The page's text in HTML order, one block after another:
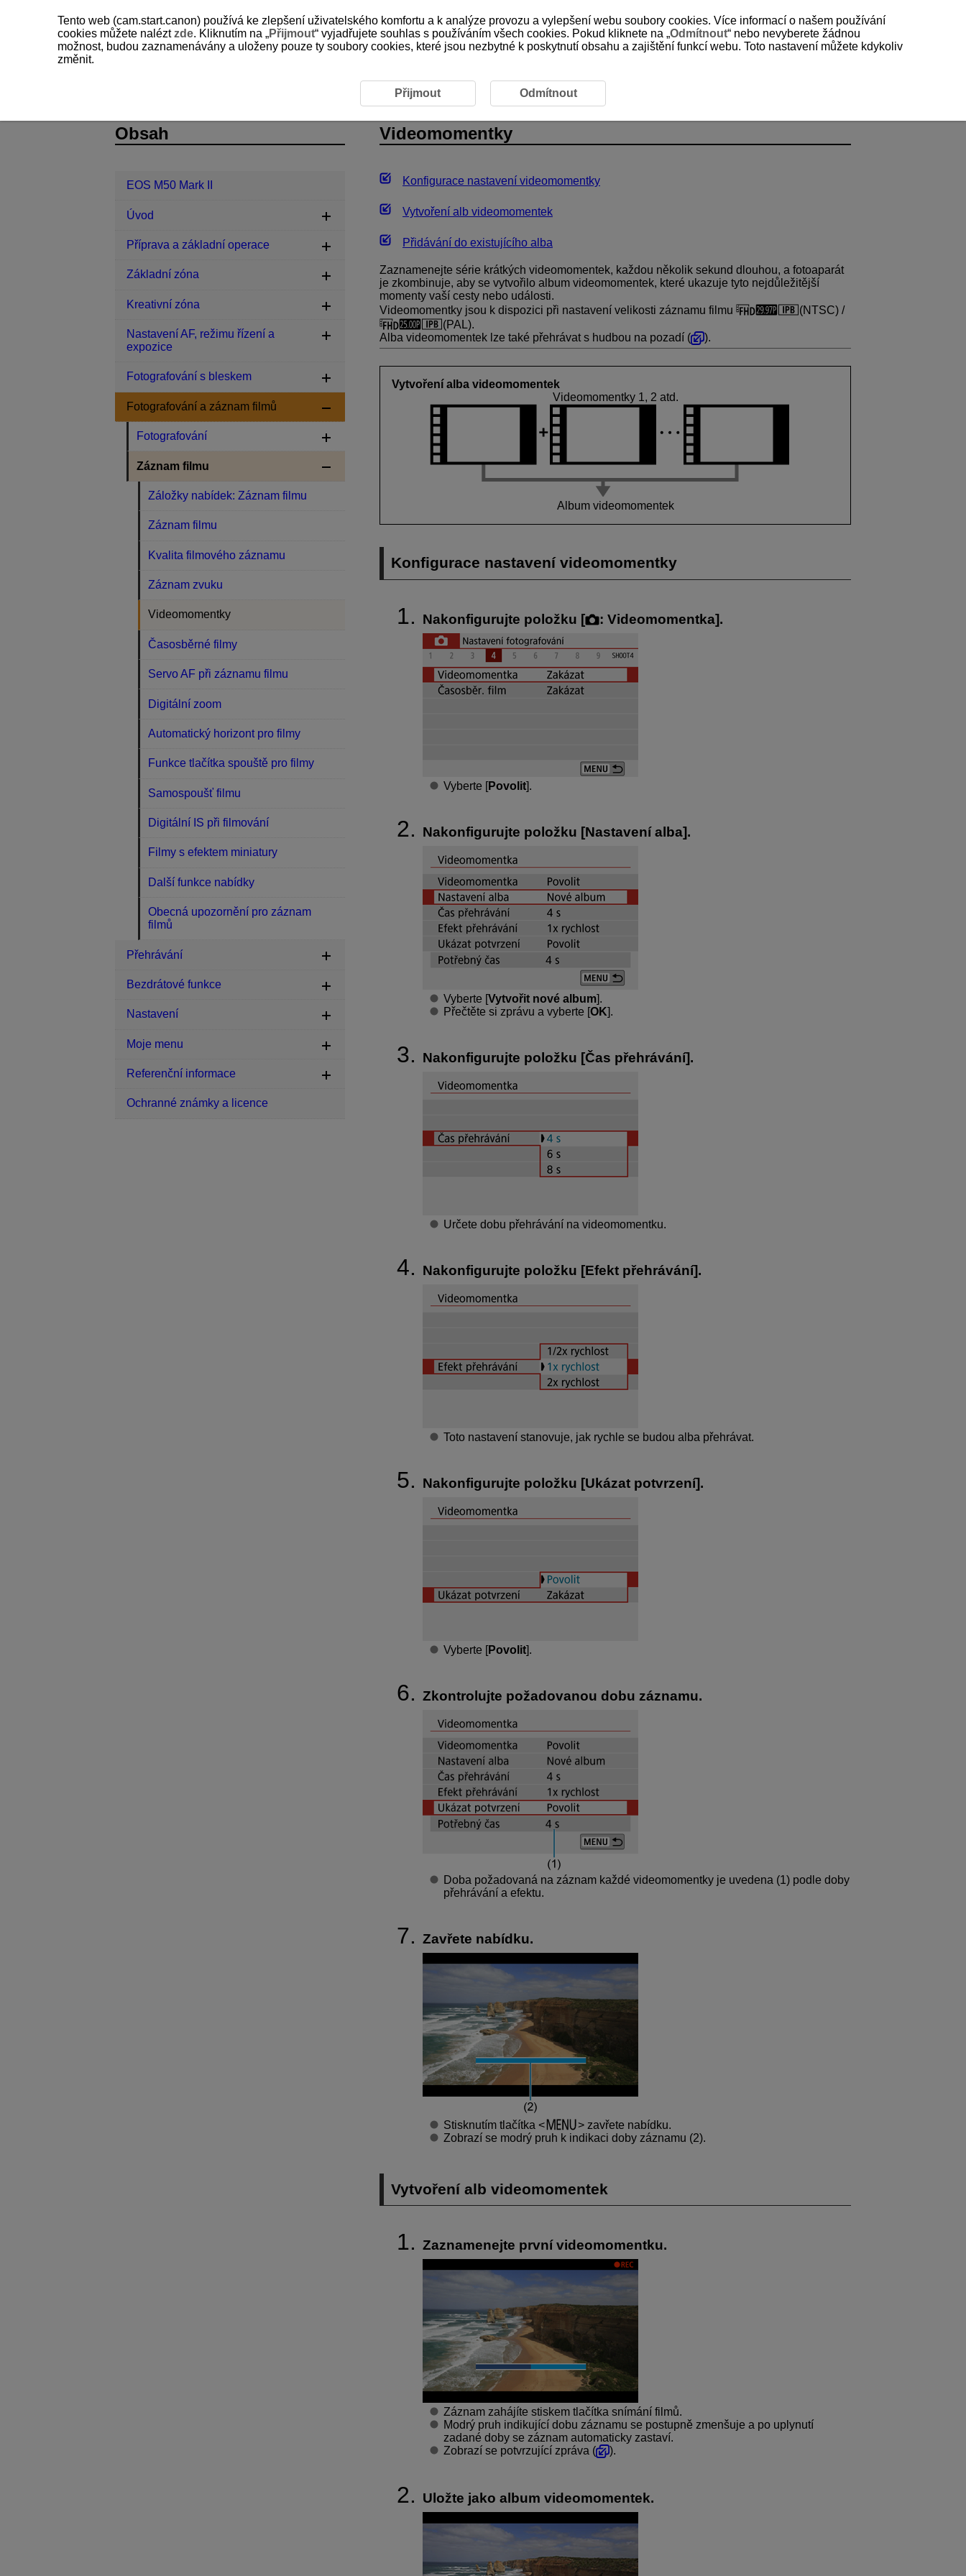
Videomomentky
Konfigurace nastavení videomomentky
Vytvoření alb videomomentek
Přidávání do existujícího alba
Zaznamenejte série krátkých videomomentek, každou několik sekund dlouhou, a fotoaparát
je zkombinuje, aby se vytvořilo album videomomentek, které ukazuje tyto nejdůležitější
momenty vaší cesty nebo události.
Videomomentky jsou k dispozici při nastavení velikosti záznamu filmu
(NTSC) /
(PAL).
Alba videomomentek lze také přehrávat s hudbou na pozadí (
).
Vytvoření alba videomomentek
Videomomentky 1, 2 atd.
Album videomomentek
Konfigurace nastavení videomomentky
Nakonfigurujte položku [ : Videomomentka].
Vyberte [Povolit].
Nakonfigurujte položku [Nastavení alba].
Vyberte [Vytvořit nové album].
Přečtěte si zprávu a vyberte [OK].
Nakonfigurujte položku [Čas přehrávání].
Určete dobu přehrávání na videomomentku.
Nakonfigurujte položku [Efekt přehrávání].
Toto nastavení stanovuje, jak rychle se budou alba přehrávat.
Nakonfigurujte položku [Ukázat potvrzení].
Vyberte [Povolit].
Zkontrolujte požadovanou dobu záznamu.
Doba požadovaná na záznam každé videomomentky je uvedena (1) podle doby
přehrávání a efektu.
Zavřete nabídku.
Stisknutím tlačítka
zavřete nabídku.
Zobrazí se modrý pruh k indikaci doby záznamu (2).
Vytvoření alb videomomentek
Zaznamenejte první videomomentku.
Záznam zahájíte stiskem tlačítka snímání filmů.
Modrý pruh indikující dobu záznamu se postupně zmenšuje a po uplynutí
zadané doby se záznam automaticky zastaví.
Zobrazí se potvrzující zpráva (
).
Uložte jako album videomomentek.
Obsah
EOS M50 Mark II
Úvod
Příprava a základní operace
Základní zóna
Kreativní zóna
Nastavení AF, režimu řízení a
expozice
Fotografování s bleskem
Fotografování a záznam filmů
Fotografování
Záznam filmu
Záložky nabídek: Záznam filmu
Záznam filmu
Kvalita filmového záznamu
Záznam zvuku
Videomomentky
Časosběrné filmy
Servo AF při záznamu filmu
Digitální zoom
Automatický horizont pro filmy
Funkce tlačítka spouště pro filmy
Samospoušť filmu
Digitální IS při filmování
Filmy s efektem miniatury
Další funkce nabídky
Obecná upozornění pro záznam
filmů
Přehrávání
Bezdrátové funkce
Nastavení
Moje menu
Referenční informace
Ochranné známky a licence
Tento web (cam.start.canon) používá ke zlepšení uživatelského komfortu a k analýze provozu a vylepšení webu soubory cookies. Více informací o našem používání
cookies můžete naléztzde. Kliknutím na „Přijmout“ vyjadřujete souhlas s používáním všech cookies. Pokud kliknete na „Odmítnout“ nebo nevyberete žádnou
možnost, budou zaznamenávány a uloženy pouze ty soubory cookies, které jsou nezbytné k poskytnutí obsahu a zajištění funkcí webu. Toto nastavení můžete kdykoliv
změnit.
Přijmout Odmítnout